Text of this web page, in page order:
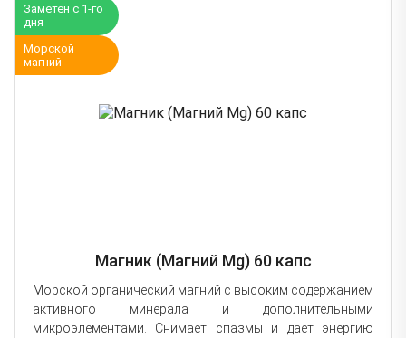
Заметен с 1-го
дня
Морской
магний
Магник (Магний Mg) 60 капс
Морской органический магний с высоким содержанием
активного минерала и дополнительными
микроэлементами. Снимает спазмы и дает энергию